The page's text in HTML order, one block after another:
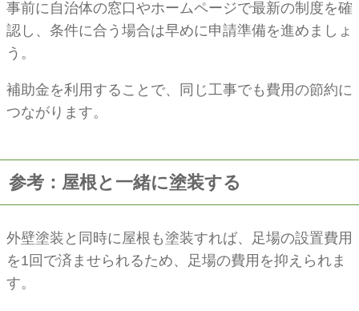
事前に自治体の窓口やホームページで最新の制度を確
認し、条件に合う場合は早めに申請準備を進めましょ
う。
補助金を利用することで、同じ工事でも費用の節約に
つながります。
参考：屋根と一緒に塗装する
外壁塗装と同時に屋根も塗装すれば、足場の設置費用
を1回で済ませられるため、足場の費用を抑えられま
す。